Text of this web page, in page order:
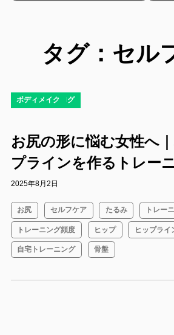
タグ：セル
コラム
ダイエット
ダイエットブログ
ボディメイク
お尻の形に悩む女性へ
プラインを作るトレー
2025年8月2日
お尻 セルフケア たるみ トレー
トレーニング頻度 ヒップ ヒップライ
自宅トレーニング 骨盤